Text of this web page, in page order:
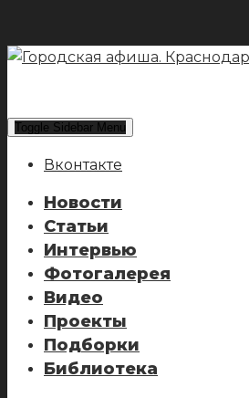
Toggle Sidebar Menu
Вконтакте
Новости
Статьи
Интервью
Фотогалерея
Видео
Проекты
Подборки
Библиотека